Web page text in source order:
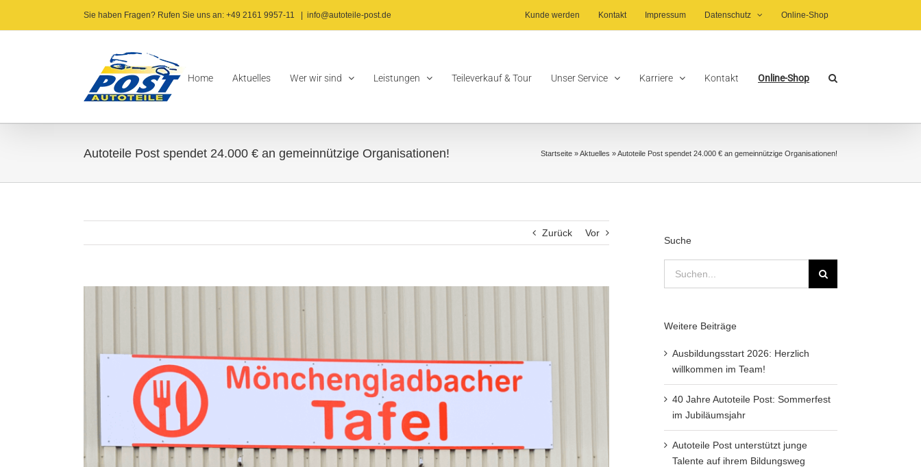
Sie haben Fragen? Rufen Sie uns an: +49 2161 9957-11 info@autoteile-post.de Kunde werden Kontakt Impressum Datenschutz Online-Shop
Home Aktuelles Wer wir sind Leistungen Teileverkauf & Tour Unser Service Karriere Kontakt Online-Shop
Autoteile Post spendet 24.000 € an gemeinnützige Organisationen! Startseite »Aktuelles »Autoteile Post spendet 24.000 € an gemeinnützige Organisationen!
Zurück Vor
Suche
Weitere Beiträge
Ausbildungsstart 2026: Herzlich
willkommen im Team!
40 Jahre Autoteile Post: Sommerfest
im Jubiläumsjahr
Autoteile Post unterstützt junge
Talente auf ihrem Bildungsweg